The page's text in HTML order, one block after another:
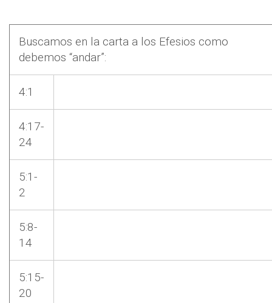
Buscamos en la carta a los Efesios como
debemos “andar”:
4:1
4:17-
24
5:1-
2
5:8-
14
5:15-
20